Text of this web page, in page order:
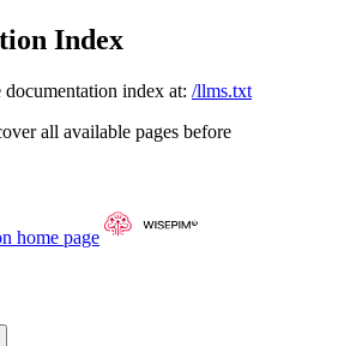
Index
documentation index at: /llms.txt
all available pages before
home page